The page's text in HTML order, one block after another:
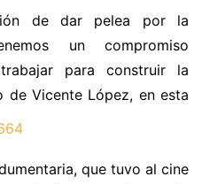
de dar pelea por la
un compromiso
para construir la
de Vicente López, en esta
que tuvo al cine